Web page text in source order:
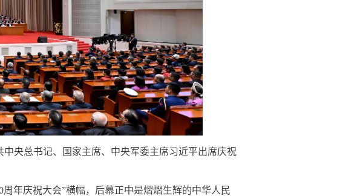
央总书记、国家主席、中央军委主席习近平出席庆祝
年庆祝大会”横幅，后幕正中是熠熠生辉的中华人民